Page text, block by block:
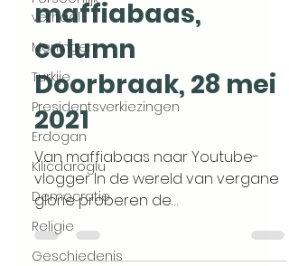
verhaal
Meningen
Turkije
Presidentsverkiezingen
Erdogan
Kilicdaroglu
Democratie
Religie
Geschiedenis
maffiabaas,
column
Doorbraak, 28 mei
2021
Van maffiabaas naar Youtube-
vlogger In de wereld van vergane
glorie proberen de
hoofdrolspelers zichzelf opnieuw
relevant te maken door...